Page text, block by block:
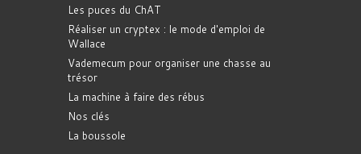
Les puces du ChAT
Réaliser un cryptex : le mode d'emploi de
Wallace
Vademecum pour organiser une chasse au
trésor
La machine à faire des rébus
Nos clés
La boussole